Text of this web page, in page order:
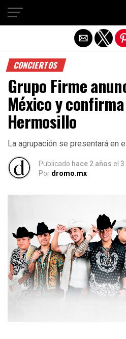
CONCIERTOS
Grupo Firme
México y
Hermosillo
La agrupación se presentará en
Publicado hace 2 años el 3
Por dromo.mx